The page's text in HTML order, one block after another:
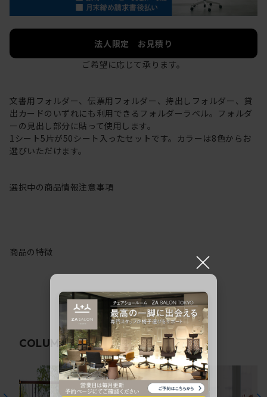
法人限定 お見積り
ご希望に応じて承ります。
文書用フォルダー、伝票用フォルダー、持出しフォルダー、貸
出カードのいずれにも利用できるフォルダーラベル。フォルダ
ーの見出し部分に貼って使用します。
1シート5片が50シート入ったセットです。カラーは8色からお
選びいただけます。
選択中の商品情報注意事項
商品の特徴
COLUMN関連コラム
×